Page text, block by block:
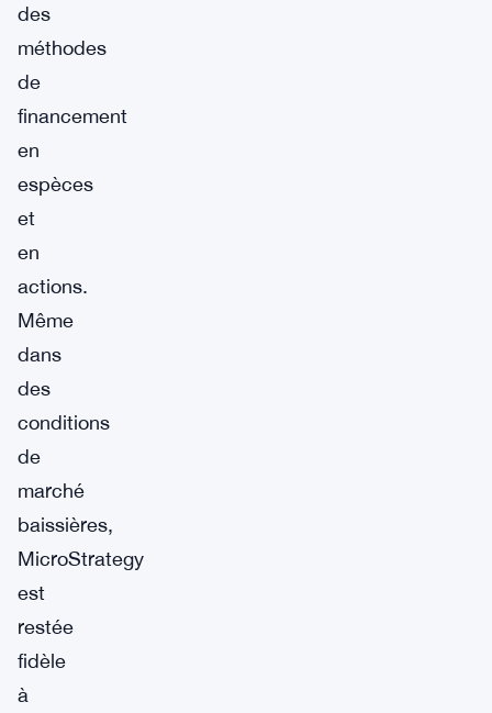
des
méthodes
de
financement
en
espèces
et
en
actions.
Même
dans
des
conditions
de
marché
baissières,
MicroStrategy
est
restée
fidèle
à